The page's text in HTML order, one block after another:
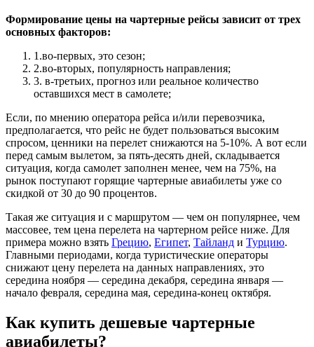
Формирование цены на чартерные рейсы зависит от трех
основных факторов:
1.во-первых, это сезон;
2.во-вторых, популярность направления;
3. в-третьих, прогноз или реальное количество
оставшихся мест в самолете;
Если, по мнению оператора рейса и/или перевозчика,
предполагается, что рейс не будет пользоваться высоким
спросом, ценники на перелет снижаются на 5-10%. А вот если
перед самым вылетом, за пять-десять дней, складывается
ситуация, когда самолет заполнен менее, чем на 75%, на
рынок поступают горящие чартерные авиабилеты уже со
скидкой от 30 до 90 процентов.
Такая же ситуация и с маршрутом — чем он популярнее, чем
массовее, тем цена перелета на чартерном рейсе ниже. Для
примера можно взять Грецию, Египет, Тайланд и Турцию.
Главными периодами, когда туристические операторы
снижают цену перелета на данных направлениях, это
середина ноября — середина декабря, середина января —
начало февраля, середина мая, середина-конец октября.
Как купить дешевые чартерные
авиабилеты?